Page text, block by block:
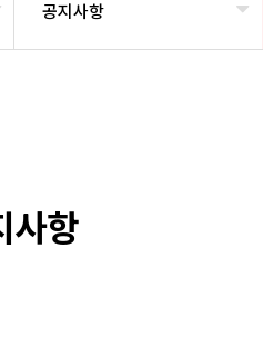
공지사항
사항